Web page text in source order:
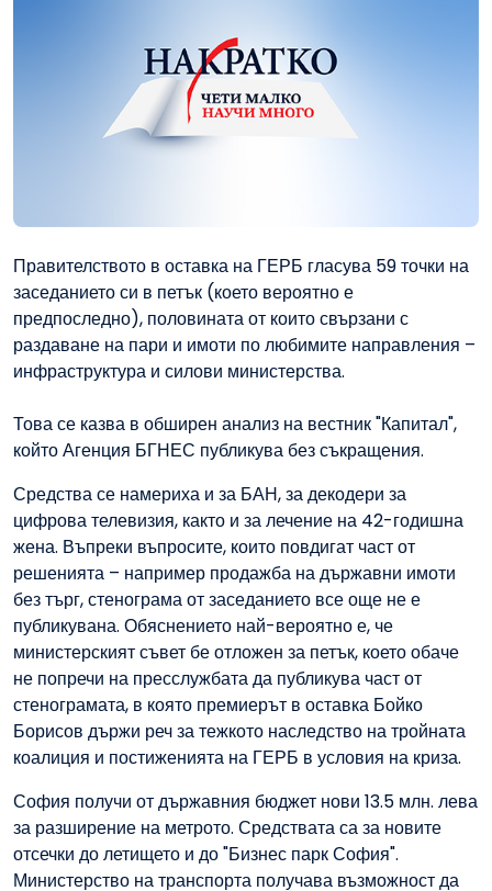
Правителството в оставка на ГЕРБ гласува 59 точки на
заседанието си в петък (което вероятно е
предпоследно), половината от които свързани с
раздаване на пари и имоти по любимите направления –
инфраструктура и силови министерства.
Това се казва в обширен анализ на вестник "Капитал",
който Агенция БГНЕС публикува без съкращения.
Средства се намериха и за БАН, за декодери за
цифрова телевизия, както и за лечение на 42-годишна
жена. Въпреки въпросите, които повдигат част от
решенията – например продажба на държавни имоти
без търг, стенограма от заседанието все още не е
публикувана. Обяснението най-вероятно е, че
министерският съвет бе отложен за петък, което обаче
не попречи на пресслужбата да публикува част от
стенограмата, в която премиерът в оставка Бойко
Борисов държи реч за тежкото наследство на тройната
коалиция и постиженията на ГЕРБ в условия на криза.
София получи от държавния бюджет нови 13.5 млн. лева
за разширение на метрото. Средствата са за новите
отсечки до летището и до "Бизнес парк София".
Министерство на транспорта получава възможност да